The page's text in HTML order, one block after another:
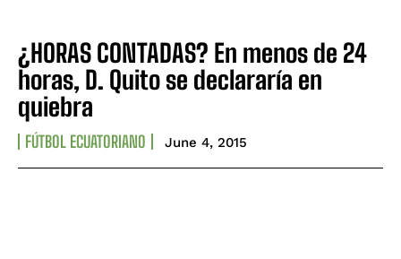
¿HORAS CONTADAS? En menos de 24
horas, D. Quito se declararía en
quiebra
FÚTBOL ECUATORIANO June 4, 2015